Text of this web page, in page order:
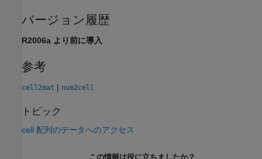
バージョン履歴
R2006a より前に導入
参考
cell2mat | num2cell
トピック
cell 配列のデータへのアクセス
この情報は役に立ちましたか？